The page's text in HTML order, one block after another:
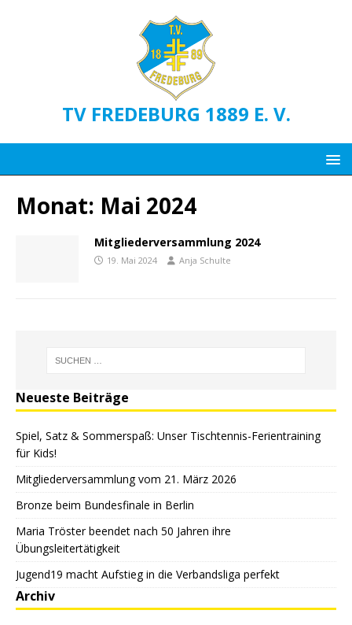
TV FREDEBURG 1889 E. V.
Monat: Mai 2024
Mitgliederversammlung 2024
19. Mai 2024 Anja Schulte
Neueste Beiträge
Spiel, Satz & Sommerspaß: Unser Tischtennis-Ferientraining
für Kids!
Mitgliederversammlung vom 21. März 2026
Bronze beim Bundesfinale in Berlin
Maria Tröster beendet nach 50 Jahren ihre
Übungsleitertätigkeit
Jugend19 macht Aufstieg in die Verbandsliga perfekt
Archiv